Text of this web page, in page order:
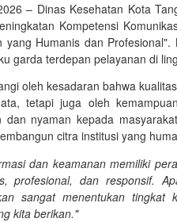
– Dinas Kesehatan Kota
Kompetensi
yang Humanis dan
garda terdepan pelayanan di
oleh kesadaran bahwa
tetapi juga oleh
dan nyaman kepada
citra institusi yang
dan keamanan memiliki
profesional, dan responsif.
sangat menentukan tingkat
kita berikan."